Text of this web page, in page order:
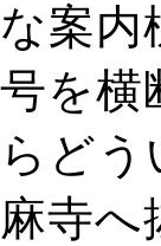
な案内
号を横
らど
麻寺へ